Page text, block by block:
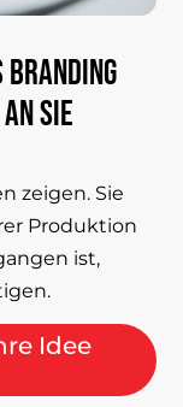
Branding
anSie
zeigen. Sie
Produktion
ist,
Idee